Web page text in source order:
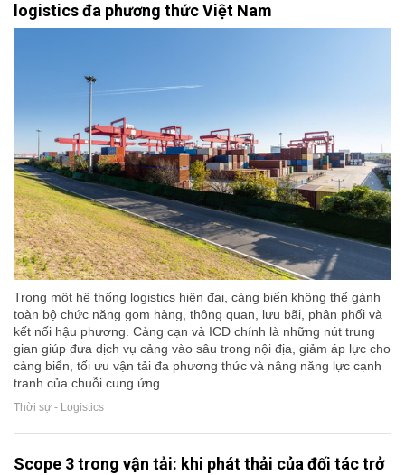
logistics đa phương thức Việt Nam
Trong một hệ thống logistics hiện đại, cảng biển không thể gánh
toàn bộ chức năng gom hàng, thông quan, lưu bãi, phân phối và
kết nối hậu phương. Cảng cạn và ICD chính là những nút trung
gian giúp đưa dịch vụ cảng vào sâu trong nội địa, giảm áp lực cho
cảng biển, tối ưu vận tải đa phương thức và nâng năng lực cạnh
tranh của chuỗi cung ứng.
Thời sự - Logistics
Scope 3 trong vận tải: khi phát thải của đối tác trở